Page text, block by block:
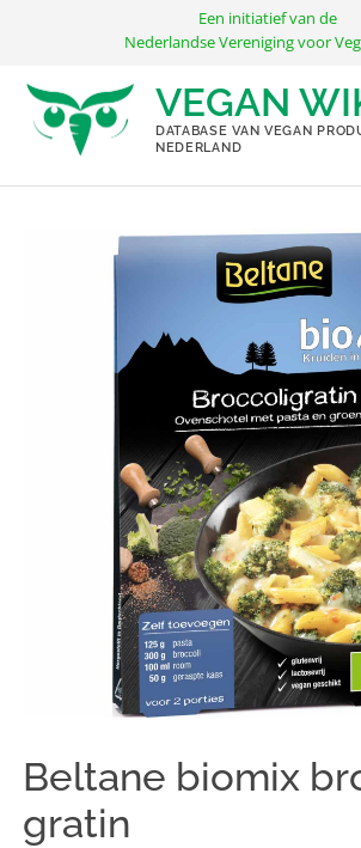
inhoud
Een initiatief van de
Nederlandse Vereniging voor
VEGAN
DATABASE VAN VEGAN
NEDERLAND
Beltane biomix
gratin